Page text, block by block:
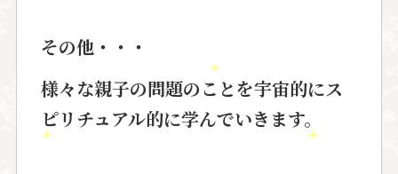
その他・・・
様々な親子の問題のことを宇宙的にス
ピリチュアル的に学んでいきます。